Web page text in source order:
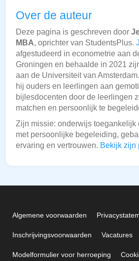
Over de auteur
Deze pagina is geschreven door
MBA, oprichter van StudentsPlus.
afgestudeerd in econometrie aan
Groningen en behaalde in 2021
aan de Universiteit van
hij ouders en leerlingen aan
bijlesdocenten door de leerlingen
matchen en persoonlijk te
Zijn missie: onderwijs toegankelijk
met persoonlijke begeleiding,
ervaring en vertrouwen. Bekijk zijn
Algemene voorwaarden
Inschrijvingsvoorwaarden Vacatures
Modelformulier voor herroeping